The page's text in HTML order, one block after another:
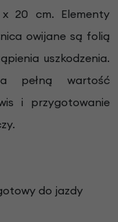
20 cm. Elementy
owijane są folią
uszkodzenia.
pełną wartość
i przygotowanie
do jazdy